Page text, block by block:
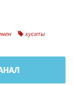
хуситы